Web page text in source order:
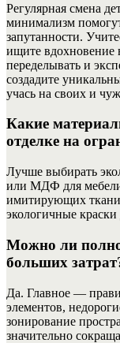
Регулярная смена
минимализм
запутанности.
ищите вдохновение
переделывать и
создадите
учась на своих и
Какие
отделке на
Лучше выбирать
или МДФ для
имитирующих
экологичные
Можно ли
больших
Да. Главное —
элементов,
зонирование
значительно